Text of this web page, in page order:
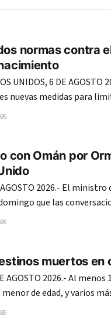
normas contra
UNIDOS, 6 DE
nuevas medidas para
claro que mantiene
con Omán por
2026.- El
que las
entraron en su
muertos en
AGOSTO 2026.- Al
de edad, y varios
en la